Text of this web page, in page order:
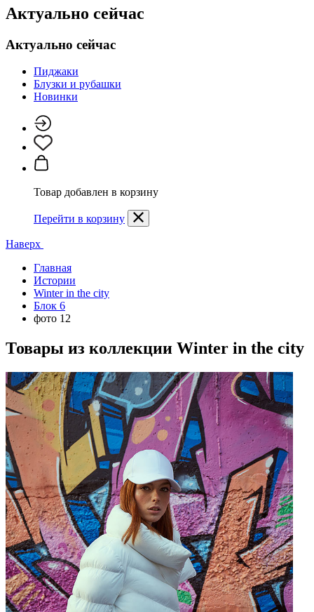
Актуально сейчас
Актуально сейчас
Пиджаки
Блузки и рубашки
Новинки
Товар добавлен в корзину
Перейти в корзину
Наверх
Главная
Истории
Winter in the city
Блок 6
фото 12
Товары из коллекции Winter in the city